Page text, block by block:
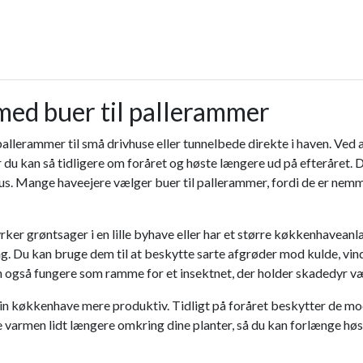
buer til pallerammer
til små drivhuse eller tunnelbede direkte i haven.
kan så tidligere om foråret og høste længere ud på efteråret.
Mange haveejere vælger buer til pallerammer, fordi de er
grøntsager i en lille byhave eller har et større
Du kan bruge dem til at beskytte sarte afgrøder mod kulde,
fungere som ramme for et insektnet, der holder skadedyr
køkkenhave mere produktiv. Tidligt på foråret beskytter de
lidt længere omkring dine planter, så du kan forlænge